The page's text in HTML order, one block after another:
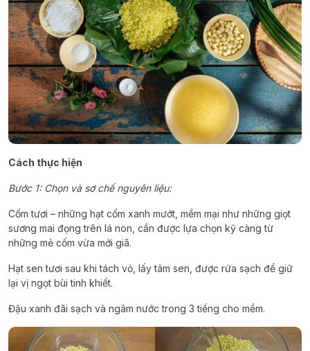
Cách thực hiện
Bước 1: Chọn và sơ chế nguyên liệu:
Cốm tươi – những hạt cốm xanh mướt, mềm mại như những giọt
sương mai đọng trên lá non, cần được lựa chọn kỹ càng từ
những mẻ cốm vừa mới giã.
Hạt sen tươi sau khi tách vỏ, lấy tâm sen, được rửa sạch để giữ
lại vị ngọt bùi tinh khiết.
Đậu xanh đãi sạch và ngâm nước trong 3 tiếng cho mềm.